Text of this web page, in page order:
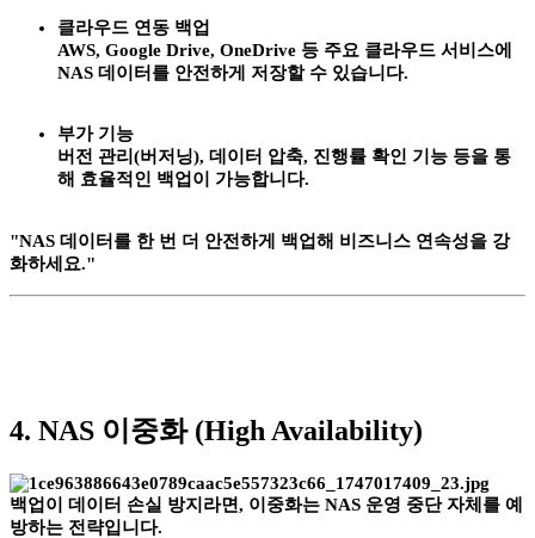
클라우드 연동 백업
AWS, Google Drive, OneDrive 등 주요 클라우드 서비스에
NAS 데이터를 안전하게 저장할 수 있습니다.
부가 기능
버전 관리(버저닝), 데이터 압축, 진행률 확인 기능 등을 통
해 효율적인 백업이 가능합니다.
"NAS 데이터를 한 번 더 안전하게 백업해 비즈니스 연속성을 강
화하세요."
4. NAS 이중화 (High Availability)
백업이 데이터 손실 방지라면, 이중화는 NAS 운영 중단 자체를 예
방하는 전략입니다.